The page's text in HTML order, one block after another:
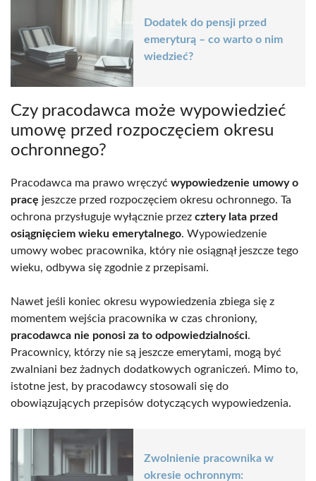
Dodatek do pensji przed
emeryturą – co warto o nim
wiedzieć?
Czy pracodawca może wypowiedzieć
umowę przed rozpoczęciem okresu
ochronnego?
Pracodawca ma prawo wręczyć wypowiedzenie umowy o
pracę jeszcze przed rozpoczęciem okresu ochronnego. Ta
ochrona przysługuje wyłącznie przez cztery lata przed
osiągnięciem wieku emerytalnego. Wypowiedzenie
umowy wobec pracownika, który nie osiągnął jeszcze tego
wieku, odbywa się zgodnie z przepisami.
Nawet jeśli koniec okresu wypowiedzenia zbiega się z
momentem wejścia pracownika w czas chroniony,
pracodawca nie ponosi za to odpowiedzialności.
Pracownicy, którzy nie są jeszcze emerytami, mogą być
zwalniani bez żadnych dodatkowych ograniczeń. Mimo to,
istotne jest, by pracodawcy stosowali się do
obowiązujących przepisów dotyczących wypowiedzenia.
Zwolnienie pracownika w
okresie ochronnym: